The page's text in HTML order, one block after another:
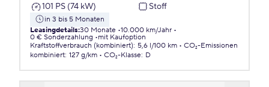
101 PS (74 kW)
Stoff
in 3 bis 5 Monaten
Leasingdetails:30 Monate 10.000 km/Jahr
0 € Sonderzahlung
mit Kaufoption
Kraftstoffverbrauch (kombiniert): 5,6 l/100 km
CO₂-Emissionen
kombiniert: 127 g/km CO₂-Klasse: D